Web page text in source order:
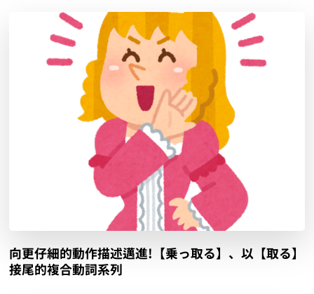
向更仔細的動作描述邁進!【乗っ取る】、以【取る】
接尾的複合動詞系列